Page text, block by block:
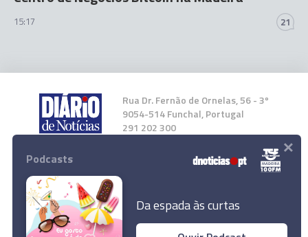
15:17 21
Rua Dr. Fernão de Ornelas, 56 - 3º
9054-514 Funchal, Portugal
291 202 300
Instale a nossa App
Podcasts
Da espada às curtas
×